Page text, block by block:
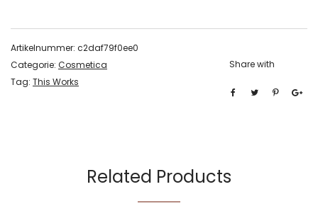
Artikelnummer: c2daf79f0ee0
Categorie: Cosmetica
Tag: This Works
Share with
Related Products